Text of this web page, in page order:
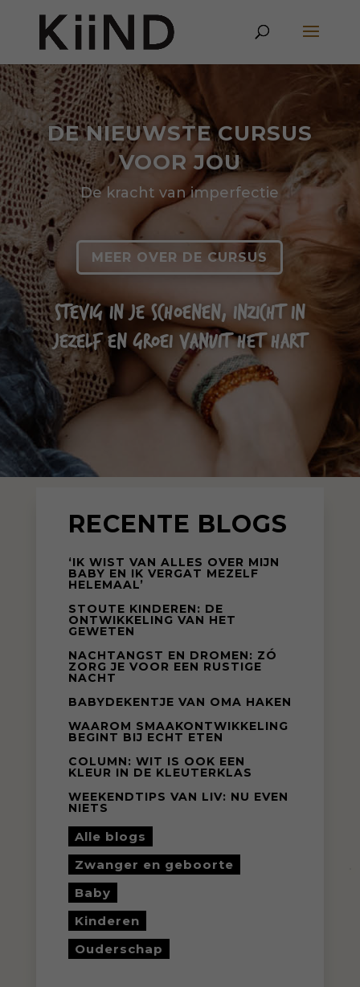
DE NIEUWSTE CURSUS
VOOR JOU
De kracht van imperfectie
MEER OVER DE CURSUS
STEVIG IN JE SCHOENEN, INZICHT IN
JEZELF EN GROEI VANUIT HET HART
RECENTE BLOGS
‘IK WIST VAN ALLES OVER MIJN
BABY EN IK VERGAT MEZELF
HELEMAAL’
STOUTE KINDEREN: DE
ONTWIKKELING VAN HET
GEWETEN
NACHTANGST EN DROMEN: ZÓ
ZORG JE VOOR EEN RUSTIGE
NACHT
BABYDEKENTJE VAN OMA HAKEN
WAAROM SMAAKONTWIKKELING
BEGINT BIJ ECHT ETEN
COLUMN: WIT IS OOK EEN
KLEUR IN DE KLEUTERKLAS
WEEKENDTIPS VAN LIV: NU EVEN
NIETS
Alle blogs
Zwanger en geboorte
Baby
Kinderen
Ouderschap